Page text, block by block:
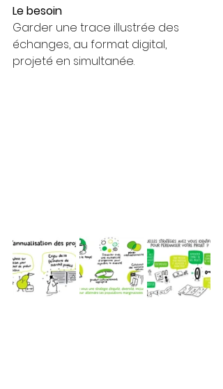
Le besoin
Garder une trace illustrée des
échanges, au format digital,
projeté en simultanée.